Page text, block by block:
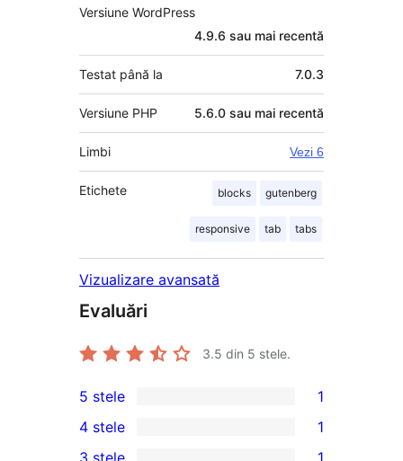
Versiune WordPress
4.9.6 sau mai recentă
Testat până la 7.0.3
Versiune PHP 5.6.0 sau mai recentă
Limbi Vezi 6
Etichete blocks gutenberg
responsive tab tabs
Vizualizare avansată
Evaluări
3.5 din 5 stele.
1
5
5 stele 1
4 stele 1
3 stele 1